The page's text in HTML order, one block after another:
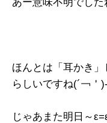
ほんとは「耳かき
らしいですね(´￢＇)-
じゃあまた明日～